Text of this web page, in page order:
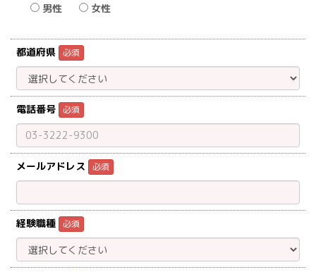
男性 女性
都道府県 必須
電話番号 必須
メールアドレス 必須
経験職種 必須